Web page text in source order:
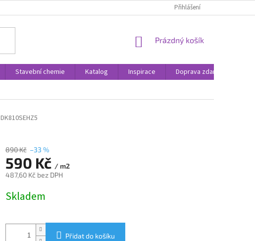
Přihlášení
NÁKUPNÍ
Prázdný košík
Stavební chemie Katalog Inspirace Doprava zdarma
DK810SEHZ5
890 Kč –33 %
590 Kč / m2
487,60 Kč bez DPH
cena:
Skladem
Přidat do košíku